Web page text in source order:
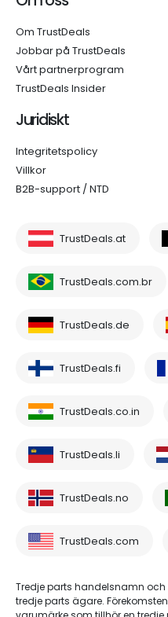
Om TrustDeals
Jobbar på TrustDeals
Vårt partnerprogram
TrustDeals Insider
Juridiskt
Integritetspolicy
Villkor
B2B-support / NTD
TrustDeals.at
TrustDeals.com.br
TrustDeals.de
TrustDeals.fi
TrustDeals.co.in
TrustDeals.li
TrustDeals.no
TrustDeals.com
Tredje parts handelsnamn
tredje parts ägare.